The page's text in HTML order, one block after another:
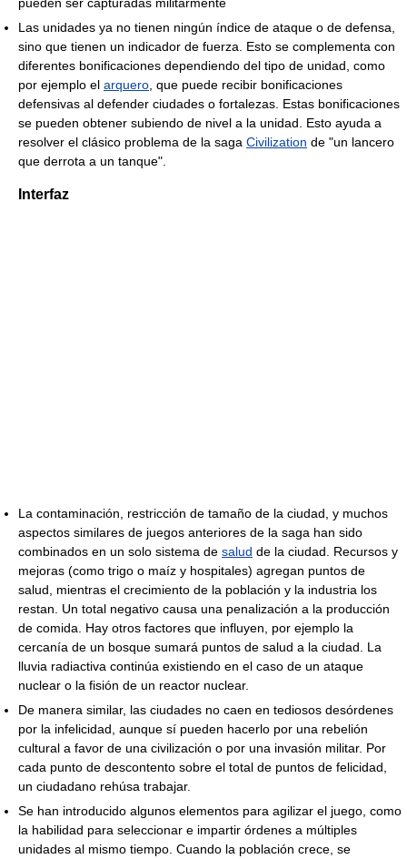
Las unidades ya no tienen ningún índice de ataque o de defensa,
sino que tienen un indicador de fuerza. Esto se complementa con
diferentes bonificaciones dependiendo del tipo de unidad, como
por ejemplo el arquero , que puede recibir bonificaciones
defensivas al defender ciudades o fortalezas. Estas bonificaciones
se pueden obtener subiendo de nivel a la unidad. Esto ayuda a
resolver el clásico problema de la saga Civilization de "un lancero
que derrota a un tanque".
Interfaz
La contaminación, restricción de tamaño de la ciudad, y muchos
aspectos similares de juegos anteriores de la saga han sido
combinados en un solo sistema de salud de la ciudad. Recursos y
mejoras (como trigo o maíz y hospitales) agregan puntos de
salud, mientras el crecimiento de la población y la industria los
restan. Un total negativo causa una penalización a la producción
de comida. Hay otros factores que influyen, por ejemplo la
cercanía de un bosque sumará puntos de salud a la ciudad. La
lluvia radiactiva continúa existiendo en el caso de un ataque
nuclear o la fisión de un reactor nuclear.
De manera similar, las ciudades no caen en tediosos desórdenes
por la infelicidad, aunque sí pueden hacerlo por una rebelión
cultural a favor de una civilización o por una invasión militar. Por
cada punto de descontento sobre el total de puntos de felicidad,
un ciudadano rehúsa trabajar.
Se han introducido algunos elementos para agilizar el juego, como
la habilidad para seleccionar e impartir órdenes a múltiples
unidades al mismo tiempo. Cuando la población crece, se